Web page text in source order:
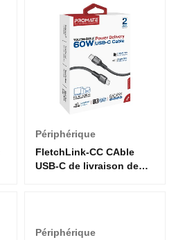
Périphérique
FletchLink-CC CAble
USB-C de livraison de
Périphérique